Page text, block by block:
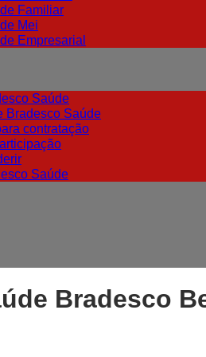
Familiar
Mei
Empresarial
Saúde
Bradesco Saúde
contratação
Saúde
Bradesco